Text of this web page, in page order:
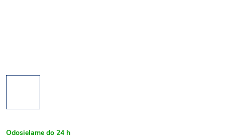
Odosielame do 24 h